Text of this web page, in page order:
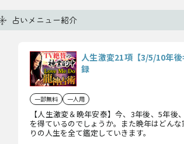
占いメニュー紹介
人生激変21項【3/5/10年
録
一部無料 一人用
【人生激変＆晩年安泰】今、3年後、5年
を得ているのでしょうか。また晩年はどん
りの人生を全て鑑定していきます。